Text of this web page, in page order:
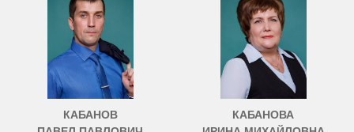
КАБАНОВ
КАБАНОВА